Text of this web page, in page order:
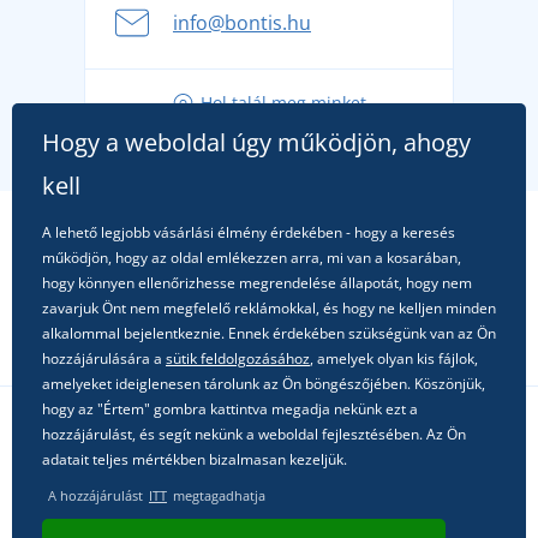
A nyári kaland a csomagolással kezdődik - készüljön
alkalomra!
info@bontis.hu
Hol talál meg minket
Kövessen minket a közösségi hálózatokon
Hogy a weboldal úgy működjön, ahogy
kell
A lehető legjobb vásárlási élmény érdekében - hogy a keresés
működjön, hogy az oldal emlékezzen arra, mi van a kosarában,
hogy könnyen ellenőrizhesse megrendelése állapotát, hogy nem
zavarjuk Önt nem megfelelő reklámokkal, és hogy ne kelljen minden
alkalommal bejelentkeznie. Ennek érdekében szükségünk van az Ön
hozzájárulására a sütik feldolgozásához, amelyek olyan kis fájlok,
amelyeket ideiglenesen tárolunk az Ön böngészőjében. Köszönjük,
hogy az "Értem" gombra kattintva megadja nekünk ezt a
hozzájárulást, és segít nekünk a weboldal fejlesztésében. Az Ön
adatait teljes mértékben bizalmasan kezeljük.
A hozzájárulást ITT megtagadhatja